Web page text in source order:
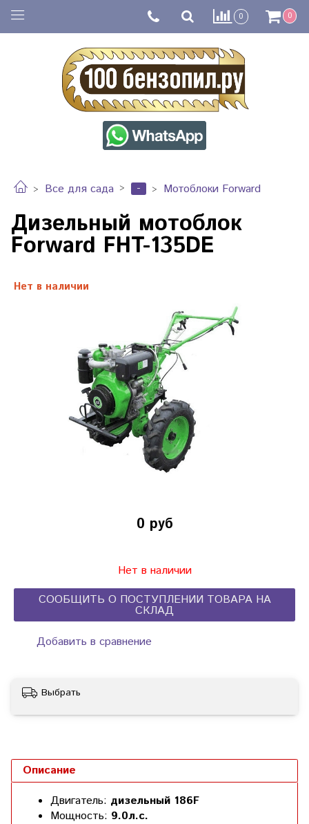
0 0
Все для сада - Мотоблоки Forward
Дизельный мотоблок
Forward FHT-135DE
Нет в наличии
0 руб
Нет в наличии
СООБЩИТЬ О ПОСТУПЛЕНИИ ТОВАРА НА
СКЛАД
Добавить в сравнение
Выбрать
Описание
Двигатель: дизельный 186F
Мощность: 9.0л.с.